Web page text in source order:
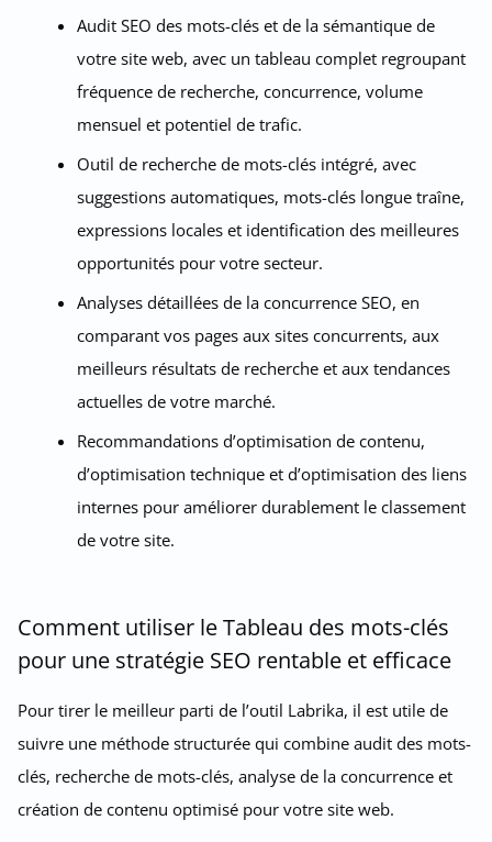
Audit SEO des mots-clés et de la sémantique de
votre site web, avec un tableau complet regroupant
fréquence de recherche, concurrence, volume
mensuel et potentiel de trafic.
Outil de recherche de mots-clés intégré, avec
suggestions automatiques, mots-clés longue traîne,
expressions locales et identification des meilleures
opportunités pour votre secteur.
Analyses détaillées de la concurrence SEO, en
comparant vos pages aux sites concurrents, aux
meilleurs résultats de recherche et aux tendances
actuelles de votre marché.
Recommandations d’optimisation de contenu,
d’optimisation technique et d’optimisation des liens
internes pour améliorer durablement le classement
de votre site.
Comment utiliser le Tableau des mots-clés
pour une stratégie SEO rentable et efficace
Pour tirer le meilleur parti de l’outil Labrika, il est utile de
suivre une méthode structurée qui combine audit des mots-
clés, recherche de mots-clés, analyse de la concurrence et
création de contenu optimisé pour votre site web.